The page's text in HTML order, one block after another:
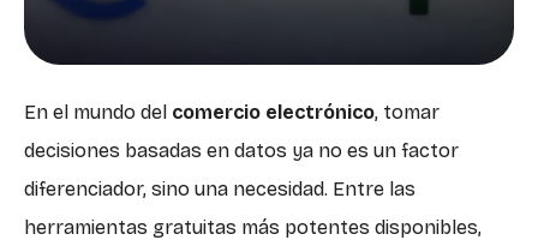
En el mundo del comercio electrónico, tomar
decisiones basadas en datos ya no es un factor
diferenciador, sino una necesidad. Entre las
herramientas gratuitas más potentes disponibles,